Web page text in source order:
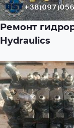
Ремонт
Hydraulics